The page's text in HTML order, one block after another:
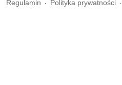
Regulamin
Polityka prywatności